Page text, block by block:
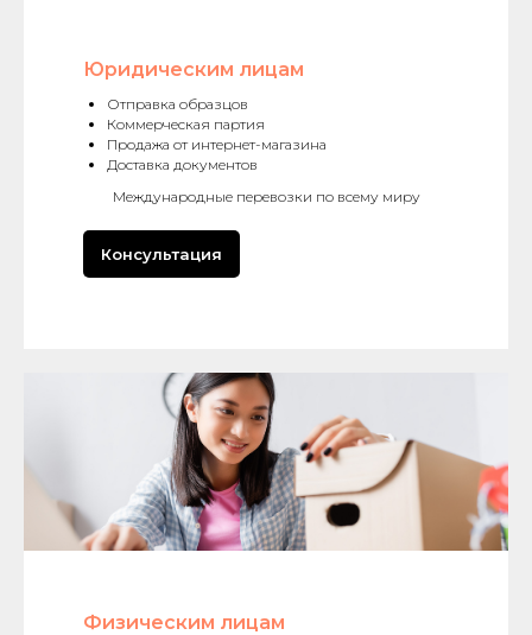
Юридическим лицам
Отправка образцов
Коммерческая партия
Продажа от интернет-магазина
Доставка документов
Международные перевозки по всему миру
Консультация
Физическим лицам